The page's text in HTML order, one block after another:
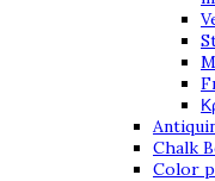
Chalk
Color